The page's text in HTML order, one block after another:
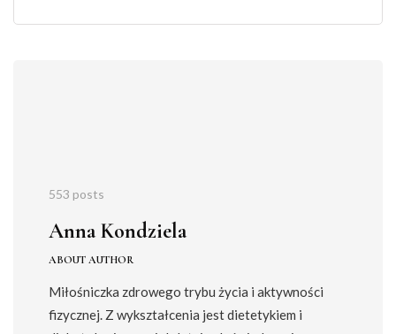
553 posts
Anna Kondziela
ABOUT AUTHOR
Miłośniczka zdrowego trybu życia i aktywności
fizycznej. Z wykształcenia jest dietetykiem i